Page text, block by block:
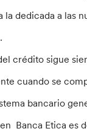
la dedicada a las
crédito sigue
cuando se
bancario
Banca Etica es